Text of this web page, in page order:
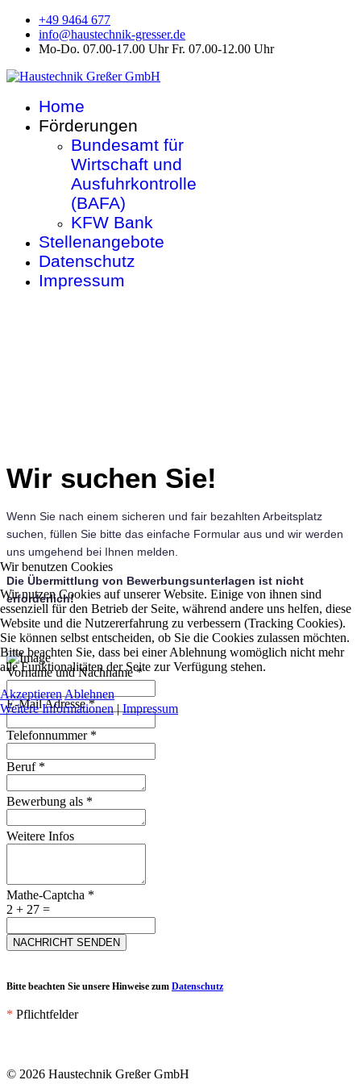
+49 9464 677
info@haustechnik-gresser.de
Mo-Do. 07.00-17.00 Uhr Fr. 07.00-12.00 Uhr
Home
Förderungen
Bundesamt für
Wirtschaft und
Ausfuhrkontrolle
(BAFA)
KFW Bank
Stellenangebote
Datenschutz
Impressum
Wir suchen Sie!
Wenn Sie nach einem sicheren und fair bezahlten Arbeitsplatz
suchen, füllen Sie bitte das einfache Formular aus und wir werden
uns umgehend bei Ihnen melden.
Die Übermittlung von Bewerbungsunterlagen ist nicht
erforderlich!
Vorname und Nachname*
E-Mail Adresse*
Telefonnummer *
Beruf *
Bewerbung als *
Weitere Infos
Mathe-Captcha *
2 + 27 =
NACHRICHT SENDEN
Bitte beachten Sie unsere Hinweise zum Datenschutz
* Pflichtfelder
© 2026 Haustechnik Greßer GmbH
Wir benutzen Cookies
Wir nutzen Cookies auf unserer Website. Einige von ihnen sind
essenziell für den Betrieb der Seite, während andere uns helfen, diese
Website und die Nutzererfahrung zu verbessern (Tracking Cookies).
Sie können selbst entscheiden, ob Sie die Cookies zulassen möchten.
Bitte beachten Sie, dass bei einer Ablehnung womöglich nicht mehr
alle Funktionalitäten der Seite zur Verfügung stehen.
AkzeptierenAblehnen
Weitere Informationen|Impressum